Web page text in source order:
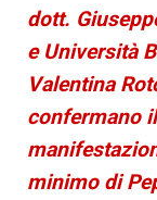
dott.
e Università
Valentina
confermano
minimo di